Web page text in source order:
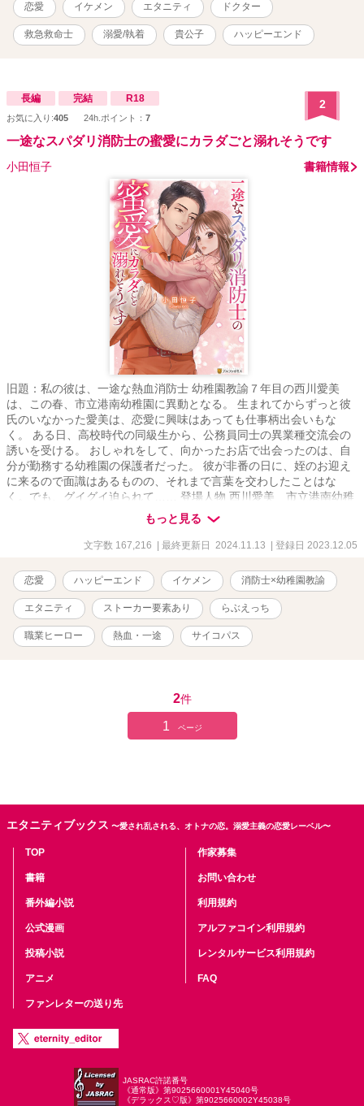
恋愛 イケメン エタニティ ドクター
救急救命士 溺愛/執着 貴公子 ハッピーエンド
長編 完結 R18
お気に入り:405 24h.ポイント： 7
2
一途なスパダリ消防士の蜜愛にカラダごと溺れそうです
小田恒子 書籍情報
旧題：私の彼は、一途な熱血消防士 幼稚園教諭７年目の西川愛美
は、この春、市立港南幼稚園に異動となる。 生まれてからずっと彼
氏のいなかった愛美は、恋愛に興味はあっても仕事柄出会いもな
く。 ある日、高校時代の同級生から、公務員同士の異業種交流会の
誘いを受ける。 おしゃれをして、向かったお店で出会ったのは、自
分が勤務する幼稚園の保護者だった。 彼が非番の日に、姪のお迎え
に来るので面識はあるものの、それまで言葉を交わしたことはな
く。でも、グイグイ迫られて…… 登場人物 西川愛美 市立港南幼稚
園教諭 大塚誠司 消防署勤務、救急救命士の資格を持つ こちらはベ
リーズカフェさんにも同時に公開しております。 (R18描写について
は、ベリーズカフェさんのサイトは調整しております) 毎日6:00、
転載はご遠慮ください。
もっと見る
文字数 167,216 | 最終更新日 2024.11.13 | 登録日 2023.12.05
恋愛 ハッピーエンド イケメン 消防士×幼稚園教諭
エタニティ ストーカー要素あり らぶえっち
職業ヒーロー 熱血・一途 サイコパス
2件
1 ページ
エタニティブックス 〜愛され乱される、オトナの恋。溺愛主義の恋愛レーベル〜
TOP
書籍
番外編小説
公式漫画
投稿小説
アニメ
ファンレターの送り先
作家募集
お問い合わせ
利用規約
アルファコイン利用規約
レンタルサービス利用規約
FAQ
JASRAC許諾番号
《通常版》第9025660001Y45040号
《デラックス♡版》第9025660002Y45038号